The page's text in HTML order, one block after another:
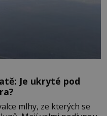
Je ukryté pod
mlhy, ze kterých se